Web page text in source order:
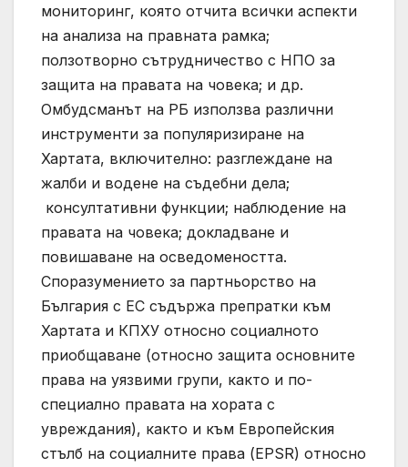
мониторинг, която отчита всички аспекти
на анализа на правната рамка;
ползотворно сътрудничество с НПО за
защита на правата на човека; и др.
Омбудсманът на РБ използва различни
инструменти за популяризиране на
Хартата, включително: разглеждане на
жалби и водене на съдебни дела;
консултативни функции; наблюдение на
правата на човека; докладване и
повишаване на осведомеността.
Споразумението за партньорство на
България с ЕС съдържа препратки към
Хартата и КПХУ относно социалното
приобщаване (относно защита основните
права на уязвими групи, както и по-
специално правата на хората с
увреждания), както и към Европейския
стълб на социалните права (EPSR) относно